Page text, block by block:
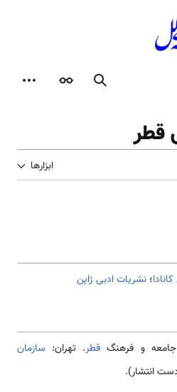
جستجوظاهر
قطر
ابزارها
؛ نشریات ادبی ژاپن
قطر. تهران: سازمان
انتشار).